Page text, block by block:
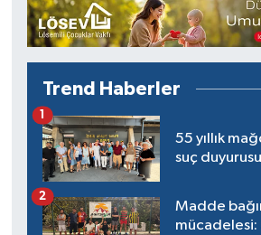
Trend Haberler
55 yıllık
suç
1
Madde
mücadelesi:
2